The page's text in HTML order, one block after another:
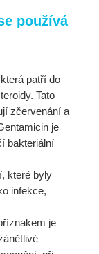
používá
patří do
Tato
zčervenání a
je
bakteriální
které byly
infekce,
je